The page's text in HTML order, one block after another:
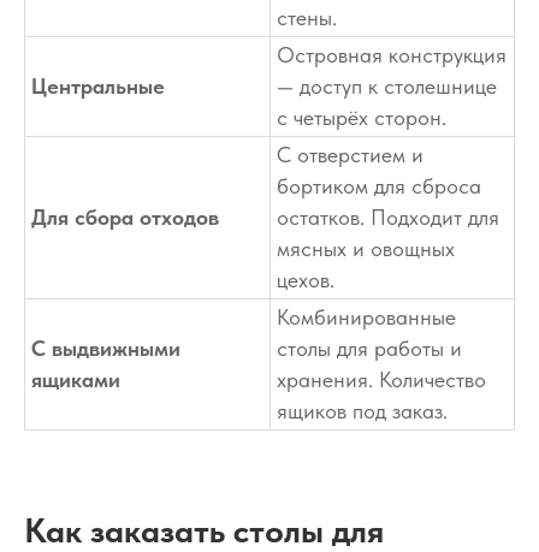
стены.
Центральные
Островная конструкция
— доступ к столешнице
с четырёх сторон.
Для сбора отходов
С отверстием и
бортиком для сброса
остатков. Подходит для
мясных и овощных
цехов.
С выдвижными
ящиками
Комбинированные
столы для работы и
хранения. Количество
ящиков под заказ.
Как заказать столы для